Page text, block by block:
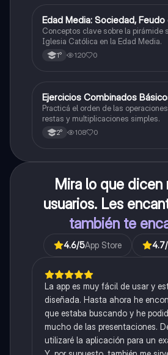
EHistoria
Edad Media: Sociedad,
Conceptos clave sobre la pirámide
Iglesia Católica en la Edad Media.
1° 120 0
EMatemáticas
Ejercicios Combinados
Practicá el orden de las
restas y multiplicaciones simples.
2° 108 0
Mira lo que dicen
usuarios. Les
también te
4.6/5App Store 4.7
La app es muy fácil de usar y
diseñada. Hasta ahora he
que estaba buscando y he
mucho de las presentaciones.
utilizaré la aplicación para un